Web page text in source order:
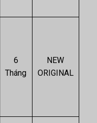
6
Tháng
NEW
ORIGINAL